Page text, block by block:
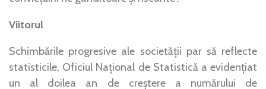
Viitorul
Schimbările progresive ale societății par să reflecte
statisticile, Oficiul Național de Statistică a evidențiat
un al doilea an de creștere a numărului de